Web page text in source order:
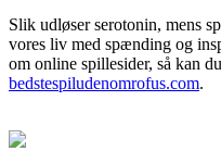
Slik udløser serotonin, mens
vores liv med spænding og
om online spillesider, så kan
bedstespiludenomrofus.com.